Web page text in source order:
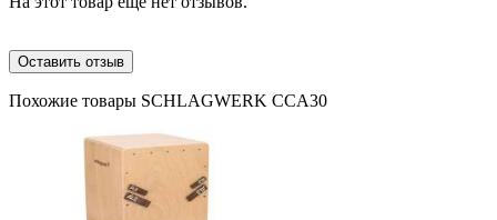
Оставить отзыв
Похожие товары SCHLAGWERK CCA30